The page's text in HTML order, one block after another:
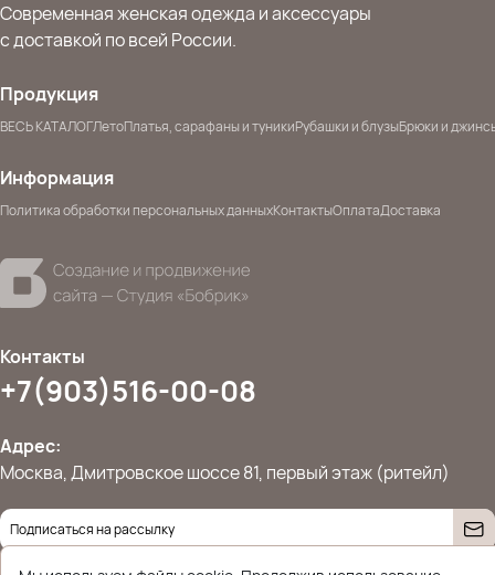
Современная женская одежда и аксессуары
с доставкой по всей России.
Продукция
ВЕСЬ КАТАЛОГЛетоПлатья, сарафаны и туникиРубашки и блузыБрюки и
Информация
Политика обработки персональных данныхКонтактыОплатаДоставка
Контакты
+7(903)516-00-08
Адрес:
Москва, Дмитровское шоссе 81, первый этаж (ритейл)